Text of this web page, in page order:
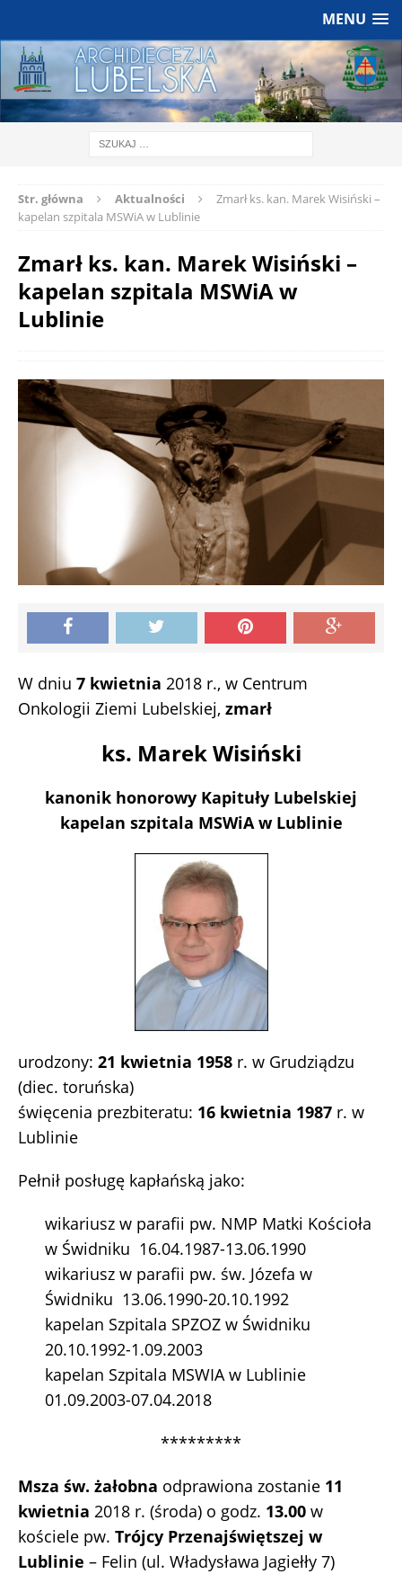
MENU
Str. główna Aktualności
Zmarł ks. kan. Marek Wisiński –
kapelan szpitala MSWiA w Lublinie
Zmarł ks. kan. Marek Wisiński –
kapelan szpitala MSWiA w
Lublinie
W dniu 7 kwietnia 2018 r., w Centrum
Onkologii Ziemi Lubelskiej, zmarł
ks. Marek Wisiński
kanonik honorowy Kapituły Lubelskiej
kapelan szpitala MSWiA w Lublinie
urodzony: 21 kwietnia 1958 r. w Grudziądzu
(diec. toruńska)
święcenia prezbiteratu: 16 kwietnia 1987 r. w
Lublinie
Pełnił posługę kapłańską jako:
wikariusz w parafii pw. NMP Matki Kościoła
w Świdniku 16.04.1987-13.06.1990
wikariusz w parafii pw. św. Józefa w
Świdniku 13.06.1990-20.10.1992
kapelan Szpitala SPZOZ w Świdniku
20.10.1992-1.09.2003
kapelan Szpitala MSWIA w Lublinie
01.09.2003-07.04.2018
*********
Msza św. żałobna odprawiona zostanie 11
kwietnia 2018 r. (środa) o godz. 13.00 w
kościele pw. Trójcy Przenajświętszej w
Lublinie – Felin (ul. Władysława Jagiełły 7)